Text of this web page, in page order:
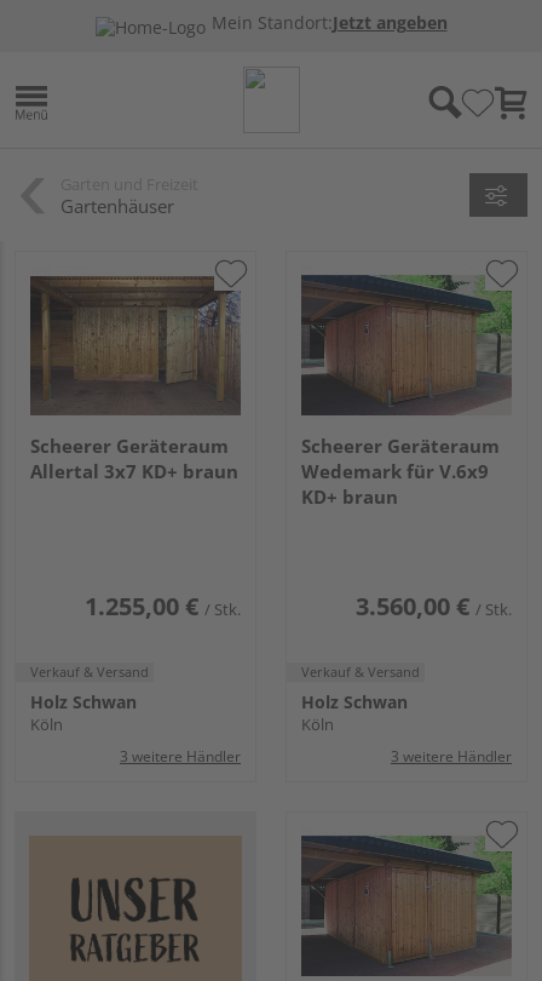
Mein Standort:Jetzt angeben
Gartenhäuser
Scheerer Geräteraum
Allertal 3x7 KD+ braun
1.255,00 € / Stk.
Verkauf & Versand
Holz Schwan
Köln
3 weitere Händler
Scheerer Geräteraum
Wedemark für V.6x9
KD+ braun
3.560,00 € / Stk.
Verkauf & Versand
Holz Schwan
Köln
3 weitere Händler